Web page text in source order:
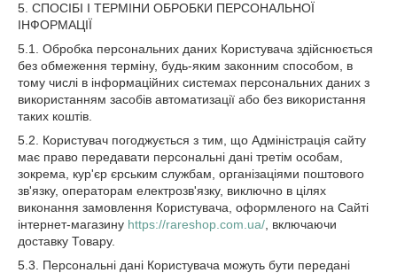
5. СПОСІБІ І ТЕРМІНИ ОБРОБКИ ПЕРСОНАЛЬНОЇ
ІНФОРМАЦІЇ
5.1. Обробка персональних даних Користувача здійснюється
без обмеження терміну, будь-яким законним способом, в
тому числі в інформаційних системах персональних даних з
використанням засобів автоматизації або без використання
таких коштів.
5.2. Користувач погоджується з тим, що Адміністрація сайту
має право передавати персональні дані третім особам,
зокрема, кур'єр єрським службам, організаціями поштового
зв'язку, операторам електрозв'язку, виключно в цілях
виконання замовлення Користувача, оформленого на Сайті
інтернет-магазину https://rareshop.com.ua/ , включаючи
доставку Товару.
5.3. Персональні дані Користувача можуть бути передані